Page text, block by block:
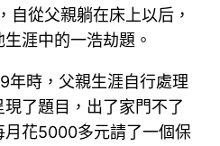
自從父親躺在床上以后，
涯中的一浩劫題。
年時，父親生涯自行處理
了題目，出了家門不了
月花5000多元請了一個保